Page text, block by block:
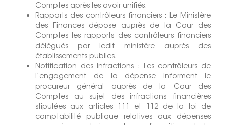
Comptes après les avoir unifiés.
Rapports des contrôleurs financiers : Le Ministère
des Finances dépose auprès de la Cour des
Comptes les rapports des contrôleurs financiers
délégués par ledit ministère auprès des
établissements publics.
Notification des Infractions : Les contrôleurs de
l’engagement de la dépense informent le
procureur général auprès de la Cour des
Comptes au sujet des infractions financières
stipulées aux articles 111 et 112 de la loi de
comptabilité publique relatives aux dépenses